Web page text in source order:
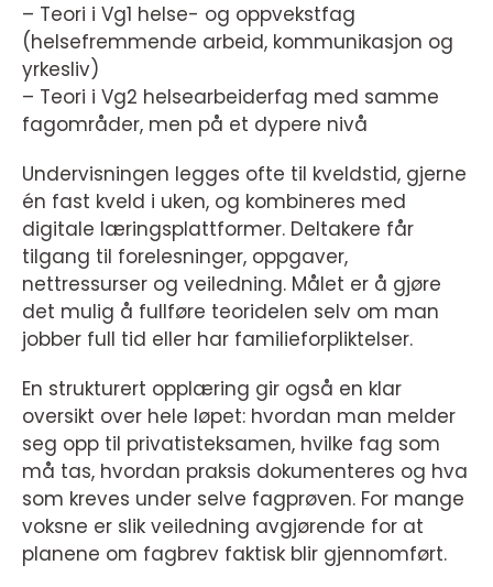
– Teori i Vg1 helse- og oppvekstfag
(helsefremmende arbeid, kommunikasjon og
yrkesliv)
– Teori i Vg2 helsearbeiderfag med samme
fagområder, men på et dypere nivå
Undervisningen legges ofte til kveldstid, gjerne
én fast kveld i uken, og kombineres med
digitale læringsplattformer. Deltakere får
tilgang til forelesninger, oppgaver,
nettressurser og veiledning. Målet er å gjøre
det mulig å fullføre teoridelen selv om man
jobber full tid eller har familieforpliktelser.
En strukturert opplæring gir også en klar
oversikt over hele løpet: hvordan man melder
seg opp til privatisteksamen, hvilke fag som
må tas, hvordan praksis dokumenteres og hva
som kreves under selve fagprøven. For mange
voksne er slik veiledning avgjørende for at
planene om fagbrev faktisk blir gjennomført.